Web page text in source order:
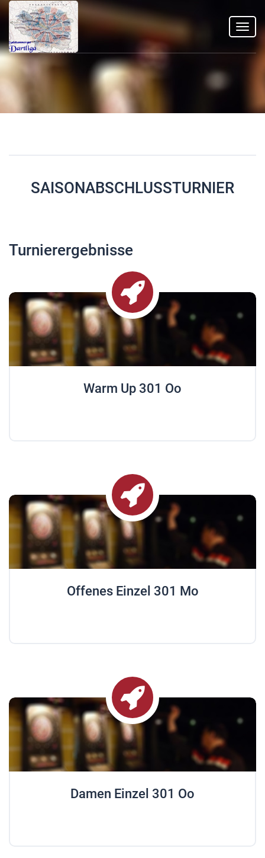
SAISONABSCHLUSSTURNIER
Turnierergebnisse
Warm Up 301 Oo
Offenes Einzel 301 Mo
Damen Einzel 301 Oo